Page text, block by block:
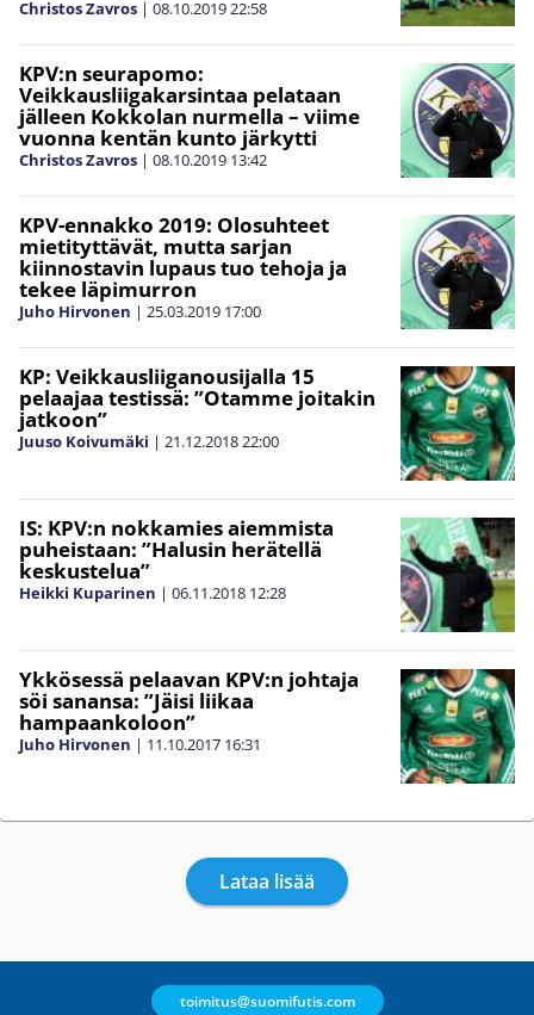
Christos Zavros | 08.10.201922:58
KPV:n seurapomo:
Veikkausliigakarsintaa pelataan
jälleen Kokkolan nurmella – viime
vuonna kentän kunto järkytti
Christos Zavros | 08.10.2019 13:42
KPV-ennakko 2019: Olosuhteet
mietityttävät, mutta sarjan
kiinnostavin lupaus tuo tehoja ja
tekee läpimurron
Juho Hirvonen | 25.03.2019 17:00
KP: Veikkausliiganousijalla 15
pelaajaa testissä: ”Otamme joitakin
jatkoon”
Juuso Koivumäki | 21.12.201822:00
IS: KPV:n nokkamies aiemmista
puheistaan: ”Halusin herätellä
keskustelua”
Heikki Kuparinen | 06.11.2018 12:28
Ykkösessä pelaavan KPV:n johtaja
söi sanansa: ”Jäisi liikaa
hampaankoloon”
Juho Hirvonen | 11.10.2017 16:31
Lataa lisää
toimitus@suomifutis.com